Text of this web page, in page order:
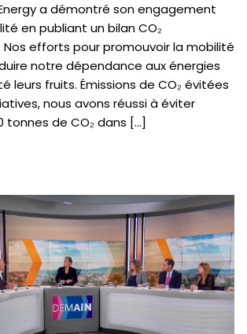
Energy a démontré son engagement
en publiant un bilan CO₂
efforts pour promouvoir la mobilité
notre dépendance aux énergies
leurs fruits. Émissions de CO₂ évitées
nous avons réussi à éviter
tonnes de CO₂ dans […]